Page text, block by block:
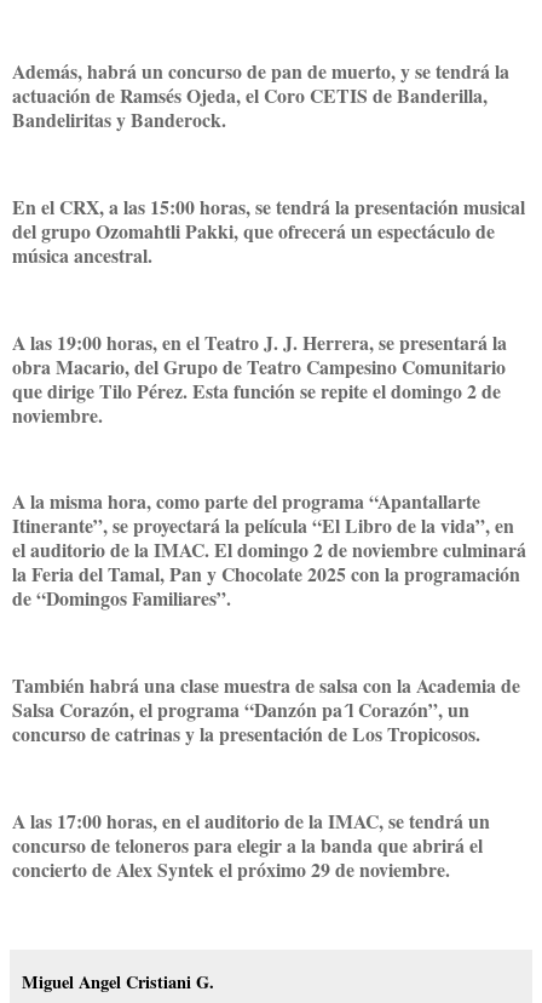
Además, habrá un concurso de pan de muerto, y se tendrá la
actuación de Ramsés Ojeda, el Coro CETIS de Banderilla,
Bandeliritas y Banderock.
En el CRX, a las 15:00 horas, se tendrá la presentación musical
del grupo Ozomahtli Pakki, que ofrecerá un espectáculo de
música ancestral.
A las 19:00 horas, en el Teatro J. J. Herrera, se presentará la
obra Macario, del Grupo de Teatro Campesino Comunitario
que dirige Tilo Pérez. Esta función se repite el domingo 2 de
noviembre.
A la misma hora, como parte del programa “Apantallarte
Itinerante”, se proyectará la película “El Libro de la vida”, en
el auditorio de la IMAC. El domingo 2 de noviembre culminará
la Feria del Tamal, Pan y Chocolate 2025 con la programación
de “Domingos Familiares”.
También habrá una clase muestra de salsa con la Academia de
Salsa Corazón, el programa “Danzón pa´l Corazón”, un
concurso de catrinas y la presentación de Los Tropicosos.
A las 17:00 horas, en el auditorio de la IMAC, se tendrá un
concurso de teloneros para elegir a la banda que abrirá el
concierto de Alex Syntek el próximo 29 de noviembre.
Miguel Angel Cristiani G.